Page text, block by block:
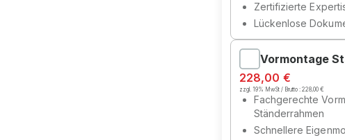
Zertifizierte
Lückenlose
Vormontage
228,00 €
zzgl. 19% MwSt / Brutto :228,00 €
Fachgerechte
Ständerrahmen
Schnellere